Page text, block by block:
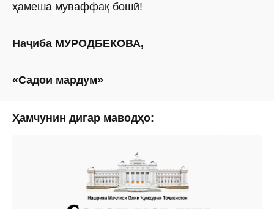
ҳамеша муваффақ бошӣ!
Наҷиба МУРОДБЕКОВА,
«Садои мардум»
Ҳамчунин дигар маводҳо: